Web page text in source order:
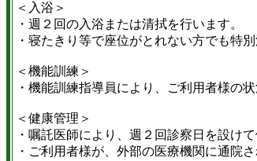
＜入浴＞
・週２回の入浴または清拭を行います。
・寝たきり等で座位がとれない方でも特
＜機能訓練＞
・機能訓練指導員により、ご利用者様の
＜健康管理＞
・嘱託医師により、週２回診察日を設け
・ご利用者様が、外部の医療機関に通院